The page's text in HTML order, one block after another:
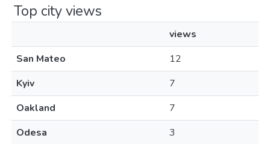
Top city views
views
San Mateo
12
Kyiv
7
Oakland
7
Odesa
3